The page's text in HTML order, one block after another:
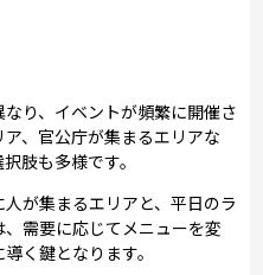
り、イベントが頻繁に開催さ
、官公庁が集まるエリアな
肢も多様です。
が集まるエリアと、平日のラ
需要に応じてメニューを変
く鍵となります。